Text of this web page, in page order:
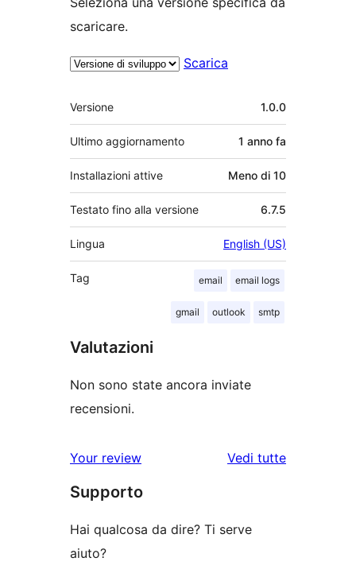
scaricare.
Scarica
Meta
Versione 1.0.0
Ultimo aggiornamento 1 anno fa
Installazioni attive Meno di 10
Testato fino alla versione 6.7.5
Lingua English (US)
Tag email email logs
gmail outlook smtp
Valutazioni
Non sono state ancora inviate
recensioni.
Your review Vedi tuttele
Supporto
Hai qualcosa da dire? Ti serve
aiuto?